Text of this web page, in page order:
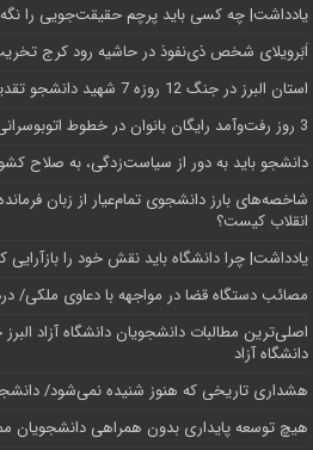
یادداشت| ‌چه کسی باید پرچم حقیقت‌جویی را نگه
اَبَر‌ویلای شخص ذی‌نفوذ در حاشیه‌ رود کرج
استان البرز در جنگ 12 روزه 7 شهید دانشجو تقدیم انقلاب کرد
3 روز رفت‌وآمد رایگان بانوان در خطوط اتوبوسرانی شهری کرج
دانشجو باید به دور از سیاست‌زدگی، به صلاح
شاخصه‌های بارز دانشجوی تمام‌عیار از زبان
انقلاب کیست؟
یادداشت| چرا دانشگاه باید نقش خود را بازآرایی
مصائب دستگاه قضا در مواجهه با دعاوی ملکی/
اصلی‌ترین مطالبات دانشجویان دانشگاه آزاد
دانشگاه آز‌اد
هشداری تاریخی که هنوز شنیده نمی‌شود/
هیچ توسعه پایداری بدون همراهی دانشجویان